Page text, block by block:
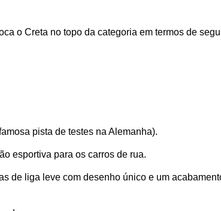
o Creta no topo da categoria em termos de
pista de testes na Alemanha).
esportiva para os carros de rua.
de liga leve com desenho único e um